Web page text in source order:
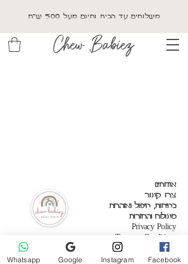
משלוחים עד הבית וחינם מעל 500 ש"ח
Chew Babiez
אודותינו
צרו קשר
בטיחות, טיפול ואזהרות
משלוח והחזרות
Privacy Policy
Terms & Conditions
Whatsapp Google Instagram Facebook